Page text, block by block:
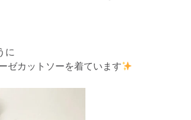
に
ゼカットソーを着ています